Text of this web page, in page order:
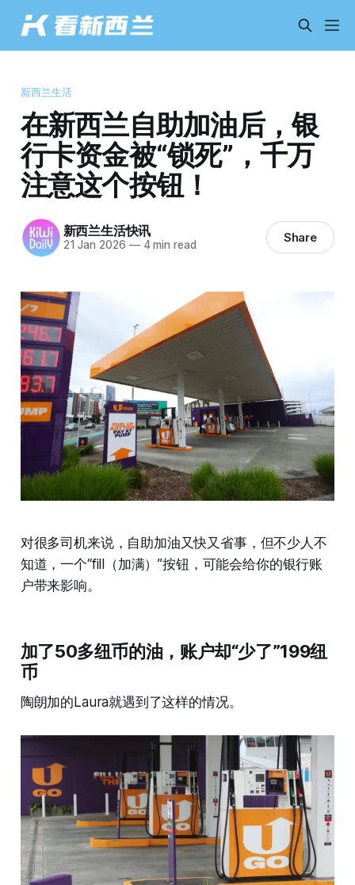
新西兰生活
在新西兰自助加油后，银
行卡资金被“锁死”，千万
注意这个按钮！
新西兰生活快讯
21 Jan 2026 —4 min read Share
对很多司机来说，自助加油又快又省事，但不少人不
知道，一个“fill（加满）”按钮，可能会给你的银行账
户带来影响。
加了50多纽币的油，账户却“少了”199纽
币
陶朗加的Laura就遇到了这样的情况。